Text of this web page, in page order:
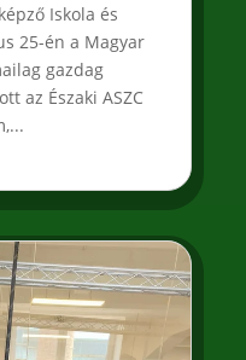
Iskola és
25-én a Magyar
gazdag
az Északi ASZC